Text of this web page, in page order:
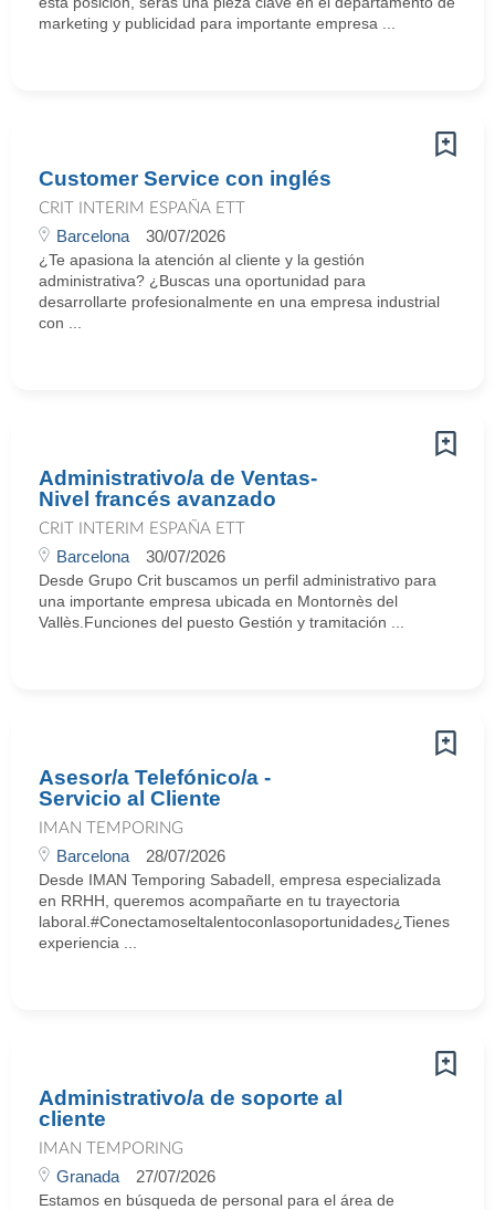
marketing y publicidad para importante empresa ...
Customer Service con inglés
CRIT INTERIM ESPAÑA ETT
Barcelona 30/07/2026
¿Te apasiona la atención al cliente y la gestión
administrativa? ¿Buscas una oportunidad para
desarrollarte profesionalmente en una empresa industrial
con ...
Administrativo/a de Ventas-
Nivel francés avanzado
CRIT INTERIM ESPAÑA ETT
Barcelona 30/07/2026
Desde Grupo Crit buscamos un perfil administrativo para
una importante empresa ubicada en Montornès del
Vallès.Funciones del puesto Gestión y tramitación ...
Asesor/a Telefónico/a -
Servicio al Cliente
IMAN TEMPORING
Barcelona 28/07/2026
Desde IMAN Temporing Sabadell, empresa especializada
en RRHH, queremos acompañarte en tu trayectoria
laboral.#Conectamoseltalentoconlasoportunidades¿Tienes
experiencia ...
Administrativo/a de soporte al
cliente
IMAN TEMPORING
Granada 27/07/2026
Estamos en búsqueda de personal para el área de